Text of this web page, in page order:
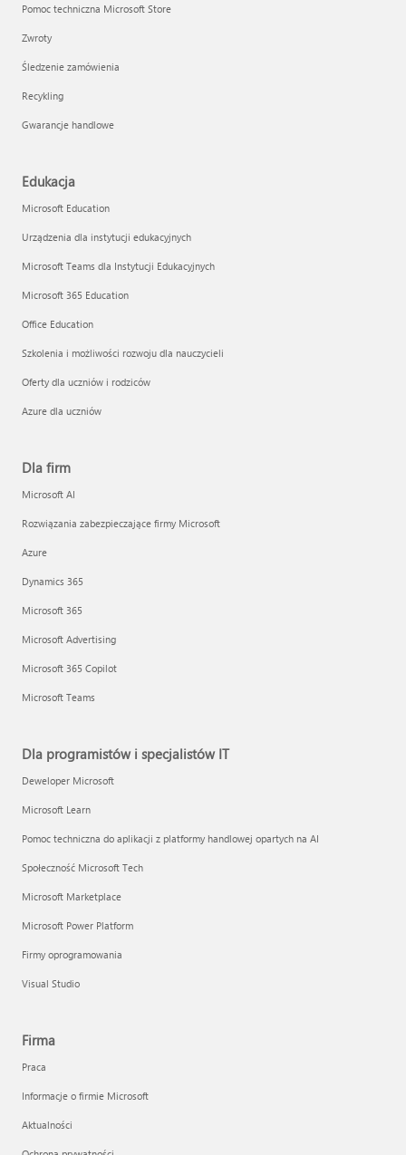
Pomoc techniczna Microsoft Store
Zwroty
Śledzenie zamówienia
Recykling
Gwarancje handlowe
Edukacja
Microsoft Education
Urządzenia dla instytucji edukacyjnych
Microsoft Teams dla Instytucji Edukacyjnych
Microsoft 365 Education
Office Education
Szkolenia i możliwości rozwoju dla nauczycieli
Oferty dla uczniów i rodziców
Azure dla uczniów
Dla firm
Microsoft AI
Rozwiązania zabezpieczające firmy Microsoft
Azure
Dynamics 365
Microsoft 365
Microsoft Advertising
Microsoft 365 Copilot
Microsoft Teams
Dla programistów i specjalistów IT
Deweloper Microsoft
Microsoft Learn
Pomoc techniczna do aplikacji z platformy handlowej opartych na AI
Społeczność Microsoft Tech
Microsoft Marketplace
Microsoft Power Platform
Firmy oprogramowania
Visual Studio
Firma
Praca
Informacje o firmie Microsoft
Aktualności